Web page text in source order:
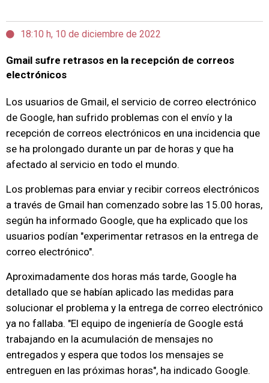
18:10 h, 10 de diciembre de 2022
Gmail sufre retrasos en la recepción de correos
electrónicos
Los usuarios de Gmail, el servicio de correo electrónico
de Google, han sufrido problemas con el envío y la
recepción de correos electrónicos en una incidencia que
se ha prolongado durante un par de horas y que ha
afectado al servicio en todo el mundo.
Los problemas para enviar y recibir correos electrónicos
a través de Gmail han comenzado sobre las 15.00 horas,
según ha informado Google, que ha explicado que los
usuarios podían "experimentar retrasos en la entrega de
correo electrónico".
Aproximadamente dos horas más tarde, Google ha
detallado que se habían aplicado las medidas para
solucionar el problema y la entrega de correo electrónico
ya no fallaba. "El equipo de ingeniería de Google está
trabajando en la acumulación de mensajes no
entregados y espera que todos los mensajes se
entreguen en las próximas horas", ha indicado Google.